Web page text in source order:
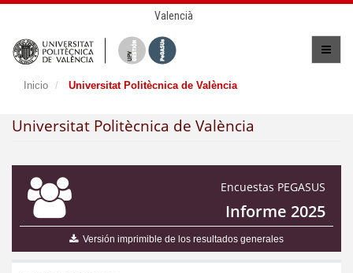
Valencià
Inicio Universitat Politècnica de València
Universitat Politècnica de València
Encuestas PEGASUS
Informe 2025
Versión imprimible de los resultados generales